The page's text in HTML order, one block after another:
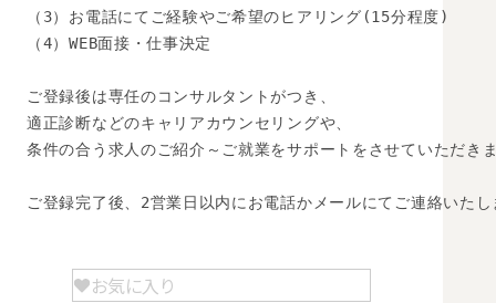
（3）お電話にてご経験やご希望のヒアリング(15分程度)
（4）WEB面接・仕事決定
ご登録後は専任のコンサルタントがつき、
適正診断などのキャリアカウンセリングや、
条件の合う求人のご紹介～ご就業をサポートをさせていただき
ご登録完了後、2営業日以内にお電話かメールにてご連絡いたし
お気に入り